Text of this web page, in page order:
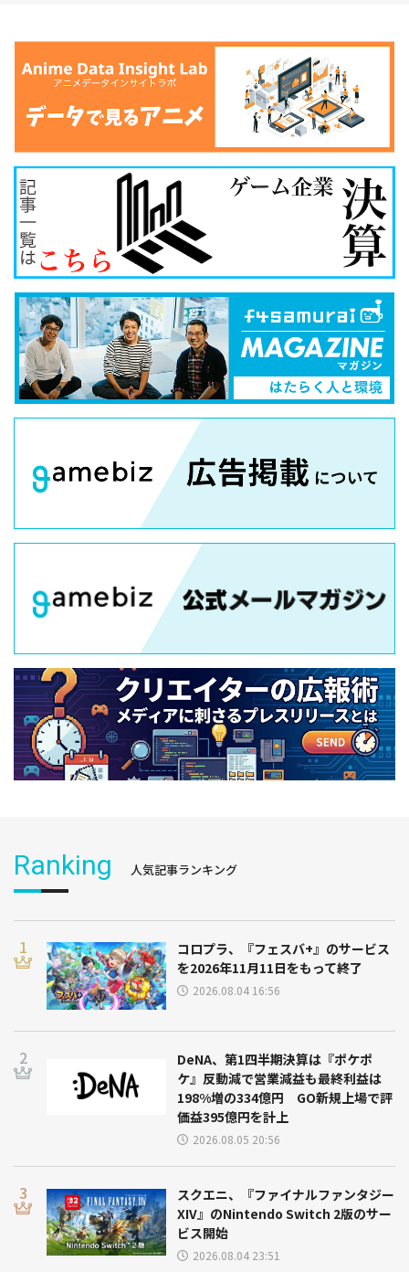
Ranking 人気記事ランキング
コロプラ、『フェスバ+』のサービス
を2026年11月11日をもって終了
2026.08.04 16:56
DeNA、第1四半期決算は『ポケポ
ケ』反動減で営業減益も最終利益は
198%増の334億円 GO新規上場で評
価益395億円を計上
2026.08.05 20:56
スクエニ、『ファイナルファンタジー
XIV』のNintendo Switch 2版のサー
ビス開始
2026.08.04 23:51